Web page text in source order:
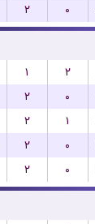
۲ ۰
۱ ۲
۲ ۰
۲ ۱
۲ ۰
۲ ۰